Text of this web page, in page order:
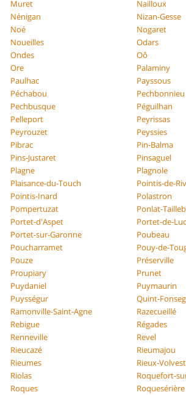
Muret
Nailloux
Nénigan
Nizan-Gesse
Noé
Nogaret
Noueilles
Odars
Ondes
Oô
Ore
Palaminy
Paulhac
Payssous
Péchabou
Pechbonnieu
Pechbusque
Péguilhan
Pelleport
Peyrissas
Peyrouzet
Peyssies
Pibrac
Pin-Balma
Pins-Justaret
Pinsaguel
Plagne
Plagnole
Plaisance-du-Touch
Pointis-de-
Pointis-Inard
Polastron
Pompertuzat
Ponlat-
Portet-d'Aspet
Portet-de-
Portet-sur-Garonne
Poubeau
Poucharramet
Pouy-de-
Pouze
Préserville
Proupiary
Prunet
Puydaniel
Puymaurin
Puysségur
Quint-
Ramonville-Saint-Agne
Razecueillé
Rebigue
Régades
Renneville
Revel
Rieucazé
Rieumajou
Rieumes
Rieux-
Riolas
Roquefort-
Roques
Roquesérière